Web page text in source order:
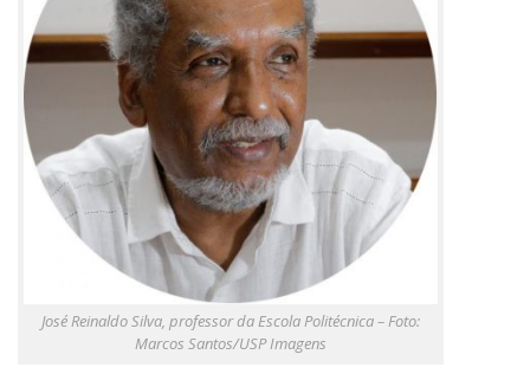
José Reinaldo Silva, professor da Escola Politécnica – Foto:
Marcos Santos/USP Imagens